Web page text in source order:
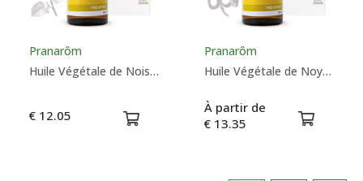
Pranarôm
Huile Végétale de Noisette Bio - Pranarôm
€ 12.05
Pranarôm
Huile Végétale de Noyau d'Abricot Bio - Pranarôm
À partir de
€ 13.35